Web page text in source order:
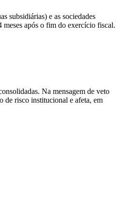
subsidiárias) e as sociedades
meses após o fim do exercício fiscal.
Na mensagem de veto
de risco institucional e afeta, em